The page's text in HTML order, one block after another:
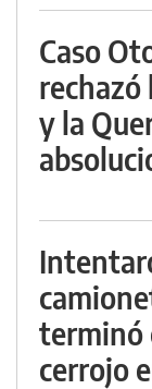
Caso
rechazó
y la
terminó
cerrojo